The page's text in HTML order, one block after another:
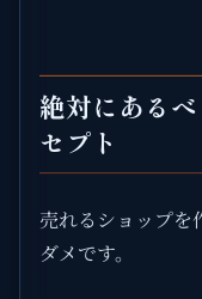
絶対にある
セプト
売れるショップを
ダメです。